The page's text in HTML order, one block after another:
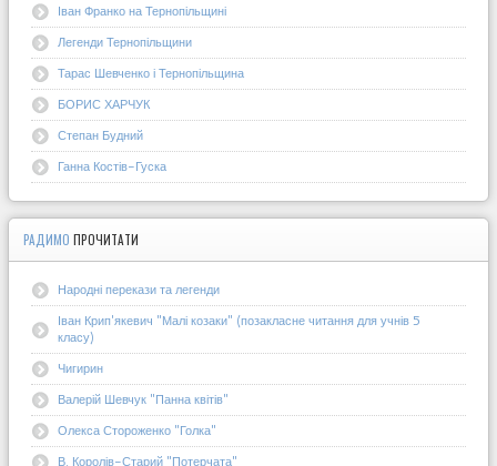
Іван Франко на Тернопільщині
Легенди Тернопільщини
Тарас Шевченко і Тернопільщина
БОРИС ХАРЧУК
Степан Будний
Ганна Костів-Гуска
РАДИМО ПРОЧИТАТИ
Народні перекази та легенди
Іван Крип'якевич "Малі козаки" (позакласне читання для учнів 5
класу)
Чигирин
Валерій Шевчук "Панна квітів"
Олекса Стороженко "Голка"
В. Королів-Старий "Потерчата"